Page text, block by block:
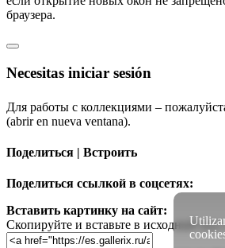
браузера.
Necesitas iniciar sesión
Для работы с коллекциями –
(abrir en nueva ventana).
Поделиться | Встроить
Поделиться ссылкой в соцсетях:
Вставить картинку на сайт:
Скопируйте и вставьте в исходный код